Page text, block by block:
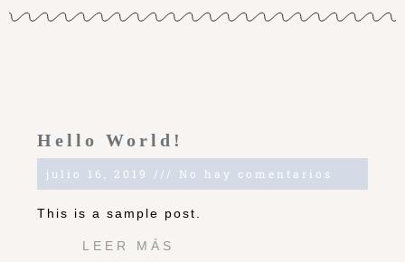
Hello World!
julio 16, 2019 No hay comentarios
This is a sample post.
LEER MÁS